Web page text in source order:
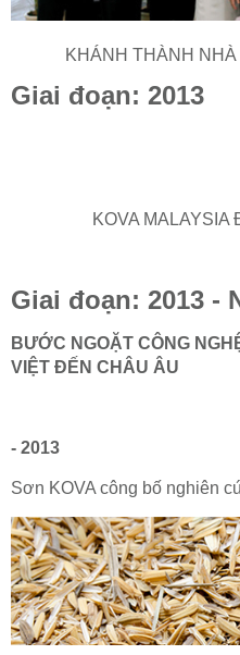
KHÁNH THÀNH
Giai đoạn: 2013
KOVA
Giai đoạn: 2013 -
BƯỚC NGOẶT CÔNG
VIỆT ĐẾN CHÂU ÂU
- 2013
Sơn KOVA công bố nghiên